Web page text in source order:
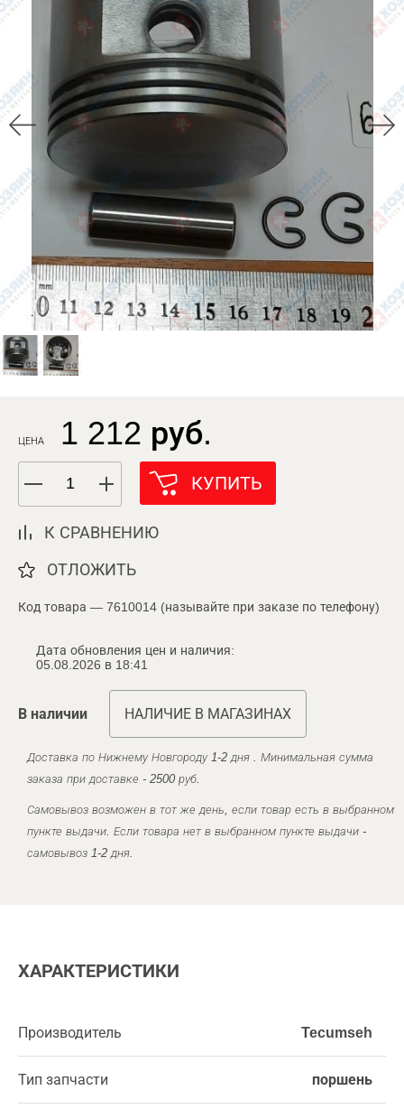
ЦЕНА 1 212 руб.
КУПИТЬ
К СРАВНЕНИЮ
ОТЛОЖИТЬ
Код товара — 7610014 (называйте при заказе по телефону)
Дата обновления цен и наличия:
05.08.2026 в 18:41
В наличии НАЛИЧИЕ В МАГАЗИНАХ
Доставка по Нижнему Новгороду 1-2 дня . Минимальная сумма
заказа при доставке - 2500 руб.
Самовывоз возможен в тот же день, если товар есть в выбранном
пункте выдачи. Если товара нет в выбранном пункте выдачи -
самовывоз 1-2 дня.
ХАРАКТЕРИСТИКИ
Производитель Tecumseh
Тип запчасти поршень